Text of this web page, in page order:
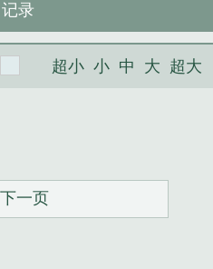
记录
超小 小 中 大 超大
下一页